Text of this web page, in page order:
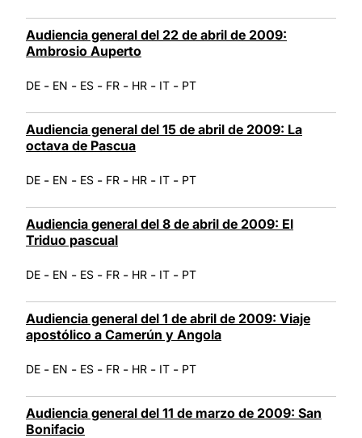
Audiencia general del 22 de abril de 2009:
Ambrosio Auperto
DE - EN - ES - FR - HR - IT - PT
Audiencia general del 15 de abril de 2009: La
octava de Pascua
DE - EN - ES - FR - HR - IT - PT
Audiencia general del 8 de abril de 2009: El
Triduo pascual
DE - EN - ES - FR - HR - IT - PT
Audiencia general del 1 de abril de 2009: Viaje
apostólico a Camerún y Angola
DE - EN - ES - FR - HR - IT - PT
Audiencia general del 11 de marzo de 2009: San
Bonifacio